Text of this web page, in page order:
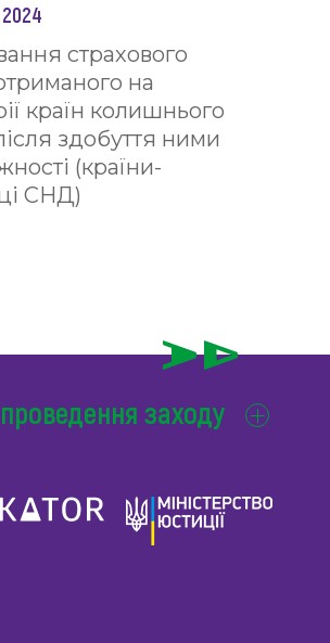
страхового
на
країн колишнього
здобуття ними
(країни-
СНД)
заходу